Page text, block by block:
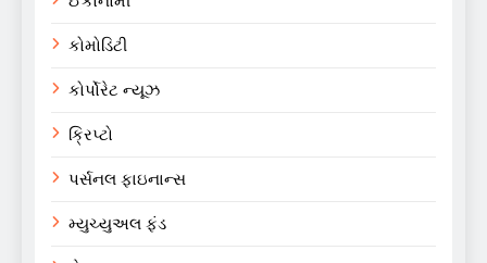
કોમોડિટી
કોર્પોરેટ ન્યૂઝ
ક્રિપ્ટો
પર્સનલ ફાઇનાન્સ
મ્યુચ્યુઅલ ફંડ